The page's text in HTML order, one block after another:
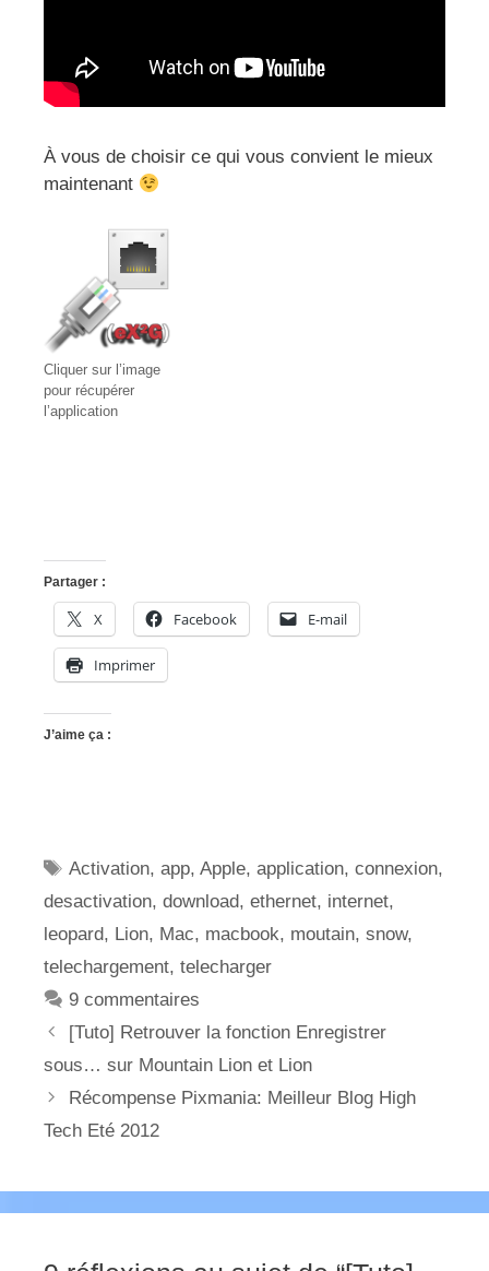
À vous de choisir ce qui vous convient le mieux
maintenant
Cliquer sur l’image
pour récupérer
l’application
Partager :
X Facebook E-mail
Imprimer
J’aime ça :
Étiquettes
Activation,app,Apple,application,connexion,
desactivation, download, ethernet, internet,
leopard, Lion, Mac, macbook, moutain, snow,
telechargement, telecharger
9 commentaires
[Tuto] Retrouver la fonction Enregistrer
sous… sur Mountain Lion et Lion
Récompense Pixmania: Meilleur Blog High
Tech Eté 2012